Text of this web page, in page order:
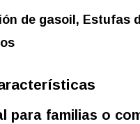
de gasoil, Estufas
para familias o